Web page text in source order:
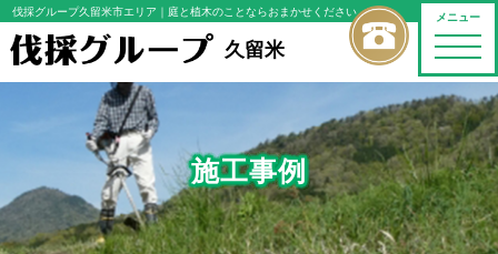
メニュー
toggle
伐採グループ久留米市エリア ｜庭と植木のことならおまかせください
久留米
施工事例